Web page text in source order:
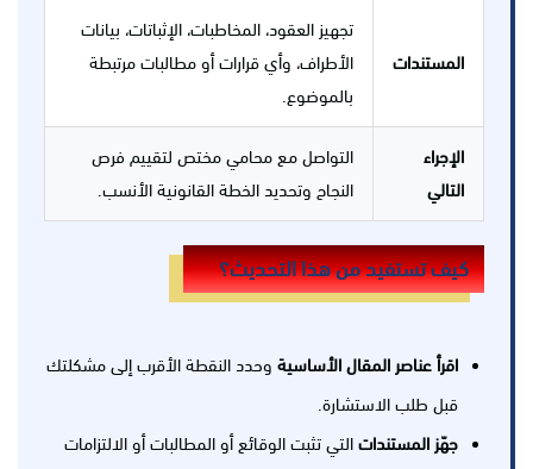
المستندات
تجهيز العقود، المخاطبات، الإثباتات، بيانات
الأطراف، وأي قرارات أو مطالبات مرتبطة
بالموضوع.
الإجراء
التالي
التواصل مع محامي مختص لتقييم فرص
النجاح وتحديد الخطة القانونية الأنسب.
كيف تستفيد من هذا التحديث؟
اقرأ عناصر المقال الأساسية وحدد النقطة الأقرب إلى مشكلتك
قبل طلب الاستشارة.
جهّز المستنداتالتي تثبت الوقائع أو المطالبات أو الالتزامات